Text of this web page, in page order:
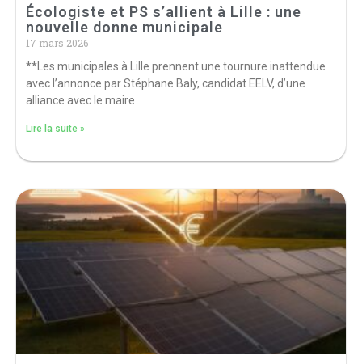
Écologiste et PS s’allient à Lille : une
nouvelle donne municipale
17 mars 2026
**Les municipales à Lille prennent une tournure inattendue
avec l’annonce par Stéphane Baly, candidat EELV, d’une
alliance avec le maire
Lire la suite »